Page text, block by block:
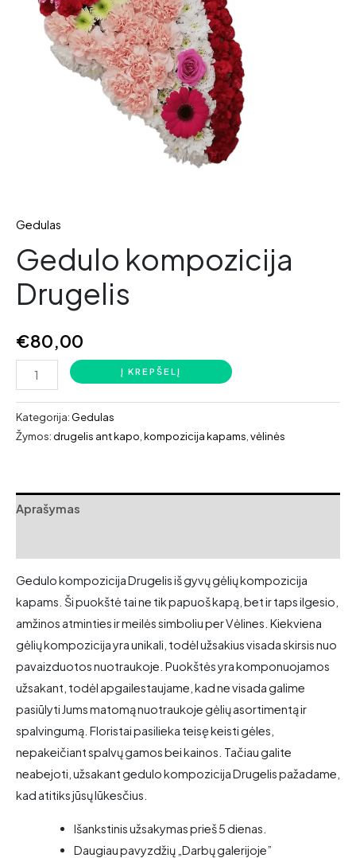
Gedulas
Gedulo kompozicija
Drugelis
€80,00
produkto
kiekis:
Gedulo
kompozicija
Į KREPŠELĮ
Kategorija: Gedulas
Žymos: drugelis ant kapo kompozicija kapams vėlinės
Aprašymas
Gedulo kompozicija Drugelis iš gyvų gėlių kompozicija
kapams. Ši puokštė tai ne tik papuoš kapą, bet ir taps ilgesio,
amžinos atminties ir meilės simboliu per Vėlines. Kiekviena
gėlių kompozicija yra unikali, todėl užsakius visada skirsis nuo
pavaizduotos nuotraukoje. Puokštės yra komponuojamos
užsakant, todėl apgailestaujame, kad ne visada galime
pasiūlyti Jums matomą nuotraukoje gėlių asortimentą ir
spalvingumą. Floristai pasilieka teisę keisti gėles,
nepakeičiant spalvų gamos bei kainos. Tačiau galite
neabejoti, užsakant gedulo kompozicija Drugelis pažadame,
kad atitiks jūsų lūkesčius.
Išankstinis užsakymas prieš 5 dienas.
Daugiau pavyzdžių „Darbų galerijoje”